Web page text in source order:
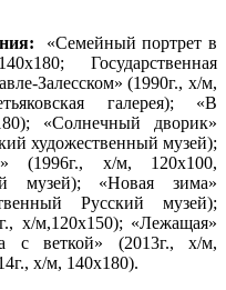
«Семейный портрет в
Государственная
Залесском» (1990г., х/м,
галерея); «В
«Солнечный дворик»
художественный музей);
(1996г., х/м, 120х100,
музей); «Новая зима»
Русский музей);
х/м,120х150); «Лежащая»
с веткой» (2013г., х/м,
х/м, 140х180).